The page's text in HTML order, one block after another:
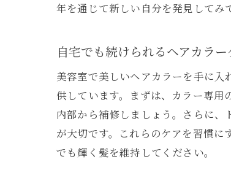
年を通じて新しい自分を発見してみ
自宅でも続けられるヘアカラ
美容室で美しいヘアカラーを手に
供しています。まずは、カラー専用
内部から補修しましょう。さらに
が大切です。これらのケアを習慣
でも輝く髪を維持してください。